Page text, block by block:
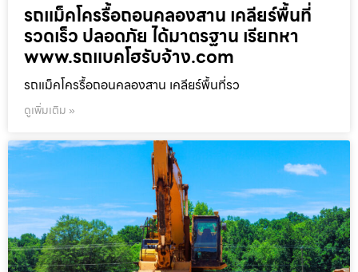
รถแม็คโครรื้อถอนคลองสาน เคลียร์พื้นที่
รวดเร็ว ปลอดภัย ได้มาตรฐาน เรียกหา
www.รถแบคโฮรับจ้าง.com
รถแม็คโครรื้อถอนคลองสาน เคลียร์พื้นที่รว
ดูเพิ่มเติม »